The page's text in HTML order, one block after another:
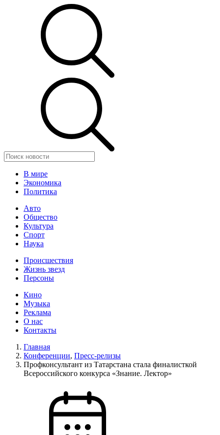
В мире
Экономика
Политика
Авто
Общество
Культура
Спорт
Наука
Происшествия
Жизнь звезд
Персоны
Кино
Музыка
Реклама
О нас
Контакты
Главная
Конференции, Пресс-релизы
Профконсультант из Татарстана стала финалисткой
Всероссийского конкурса «Знание. Лектор»